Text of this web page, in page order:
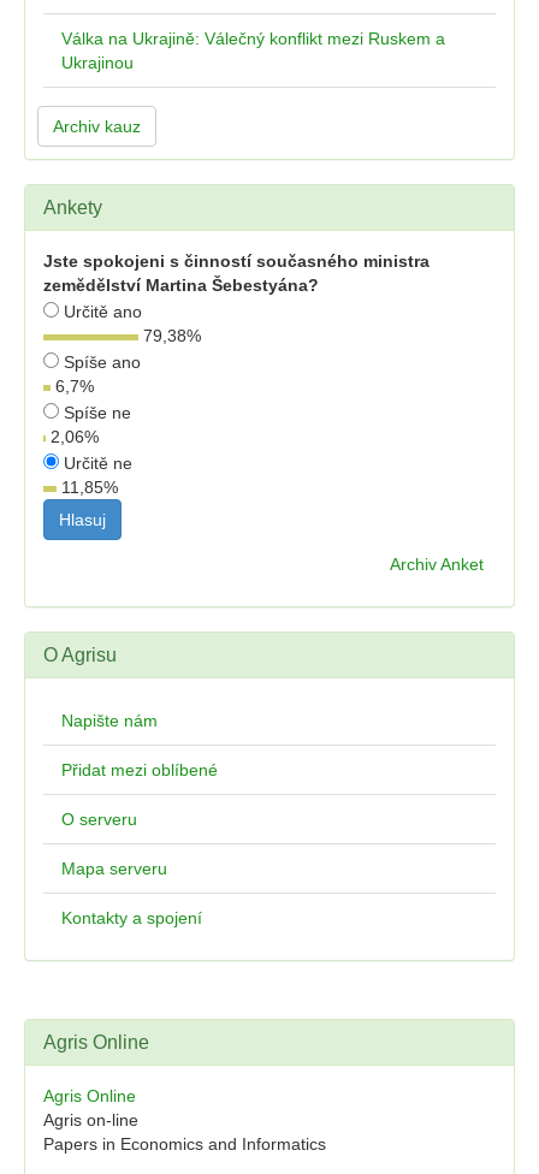
Válka na Ukrajině: Válečný konflikt mezi Ruskem a
Ukrajinou
Archiv kauz
Ankety
Jste spokojeni s činností současného ministra
zemědělství Martina Šebestyána?
Určitě ano
79,38%
Spíše ano
6,7%
Spíše ne
2,06%
Určitě ne
11,85%
Archiv Anket
O Agrisu
Napište nám
Přidat mezi oblíbené
O serveru
Mapa serveru
Kontakty a spojení
Agris Online
Agris Online
Agris on-line
Papers in Economics and Informatics